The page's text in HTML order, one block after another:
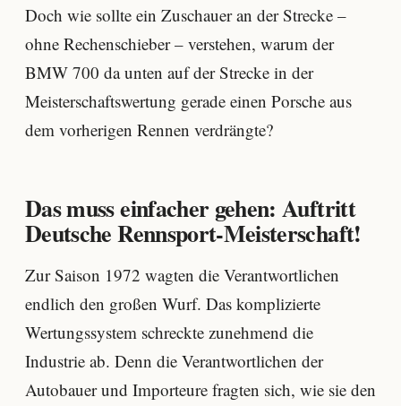
Doch wie sollte ein Zuschauer an der Strecke –
ohne Rechenschieber – verstehen, warum der
BMW 700 da unten auf der Strecke in der
Meisterschaftswertung gerade einen Porsche aus
dem vorherigen Rennen verdrängte?
Das muss einfacher gehen: Auftritt
Deutsche Rennsport-Meisterschaft!
Zur Saison 1972 wagten die Verantwortlichen
endlich den großen Wurf. Das komplizierte
Wertungssystem schreckte zunehmend die
Industrie ab. Denn die Verantwortlichen der
Autobauer und Importeure fragten sich, wie sie den